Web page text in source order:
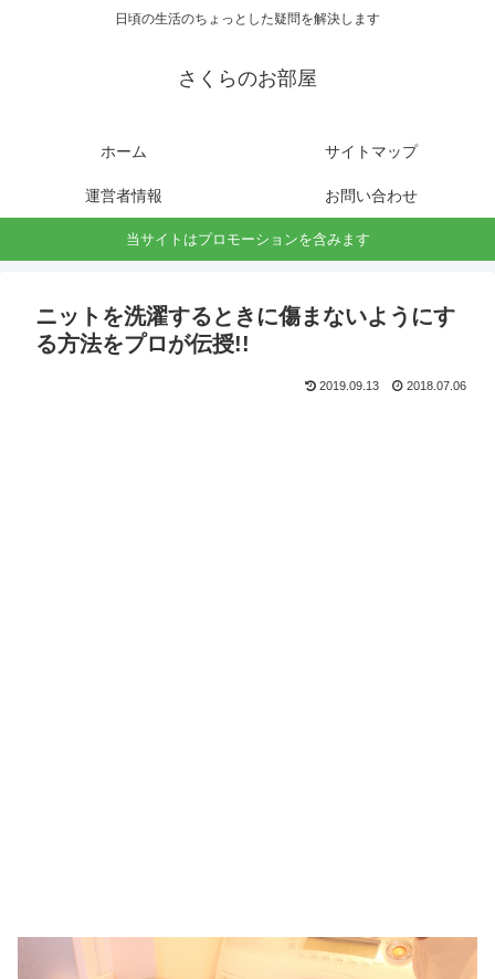
日頃の生活のちょっとした疑問を解決します
さくらのお部屋
ホーム サイトマップ
運営者情報 お問い合わせ
当サイトはプロモーションを含みます
ニットを洗濯するときに傷まないようにす
る方法をプロが伝授!!
2019.09.13 2018.07.06